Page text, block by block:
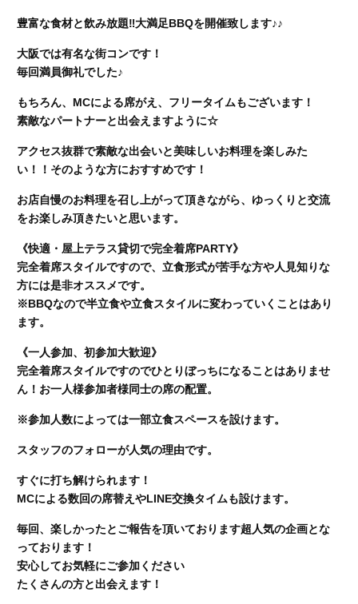
豊富な食材と飲み放題‼︎大満足BBQを開催致します♪♪
大阪では有名な街コンです！
毎回満員御礼でした♪
もちろん、MCによる席がえ、フリータイムもございます！
素敵なパートナーと出会えますように☆
アクセス抜群で素敵な出会いと美味しいお料理を楽しみた
い！！そのような方におすすめです！
お店自慢のお料理を召し上がって頂きながら、ゆっくりと交流
をお楽しみ頂きたいと思います。
《快適・屋上テラス貸切で完全着席PARTY》
完全着席スタイルですので、立食形式が苦手な方や人見知りな
方には是非オススメです。
※BBQなので半立食や立食スタイルに変わっていくことはあり
ます。
《一人参加、初参加大歓迎》
完全着席スタイルですのでひとりぼっちになることはありませ
ん！お一人様参加者様同士の席の配置。
※参加人数によっては一部立食スペースを設けます。
スタッフのフォローが人気の理由です。
すぐに打ち解けられます！
MCによる数回の席替えやLINE交換タイムも設けます。
毎回、楽しかったとご報告を頂いております超人気の企画とな
っております！
安心してお気軽にご参加ください
たくさんの方と出会えます！